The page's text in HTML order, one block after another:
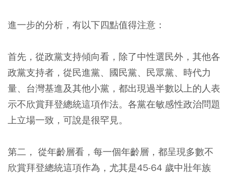
進一步的分析，有以下四點值得注意：
首先，從政黨支持傾向看，除了中性選民外，其他各
政黨支持者，從民進黨、國民黨、民眾黨、時代力
量、台灣基進及其他小黨，都出現過半數以上的人表
示不欣賞拜登總統這項作法。各黨在敏感性政治問題
上立場一致，可說是很罕見。
第二， 從年齡層看，每一個年齡層，都呈現多數不
欣賞拜登總統這項作為，尤其是45-64 歲中壯年族